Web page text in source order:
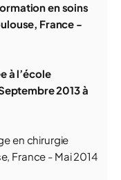
en soins
France -
à l’école
2013 à
en chirurgie
France - Mai 2014